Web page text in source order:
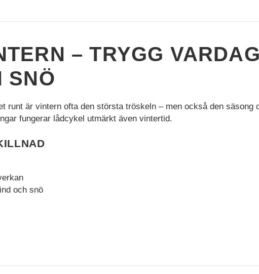
– TRYGG
SNÖ
runt är vintern ofta den största tröskeln – men också den säsong
fungerar lådcykel utmärkt även vintertid.
och snö